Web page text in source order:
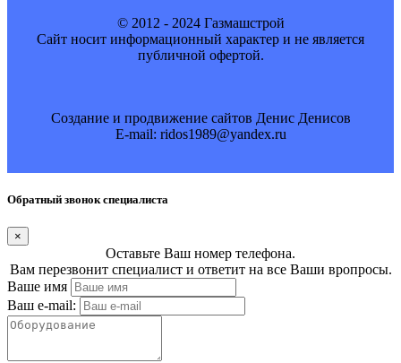
© 2012 - 2024 Газмашстрой
Cайт носит информационный характер и не является
публичной офертой.
Создание и продвижение сайтов Денис Денисов
E-mail: ridos1989@yandex.ru
Обратный звонок специалиста
×
Оставьте Ваш номер телефона.
Вам перезвонит специалист и ответит на все Ваши вропросы.
Ваше имя
Ваш e-mail: